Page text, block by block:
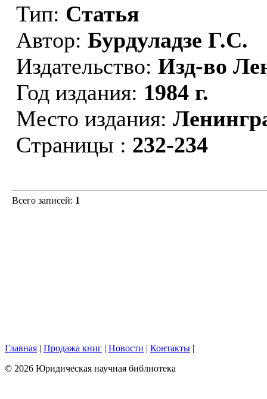
Тип: Статья
Автор: Бурдуладзе Г.С.
Издательство: Изд-во
Год издания: 1984 г.
Место издания:
Страницы : 232-234
Всего записей: 1
Главная | Продажа книг | Новости | Контакты |
© 2026 Юридическая научная библиотека